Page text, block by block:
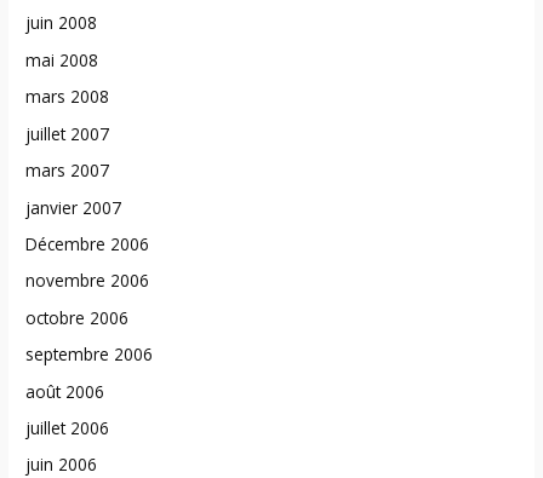
juin 2008
mai 2008
mars 2008
juillet 2007
mars 2007
janvier 2007
Décembre 2006
novembre 2006
octobre 2006
septembre 2006
août 2006
juillet 2006
juin 2006